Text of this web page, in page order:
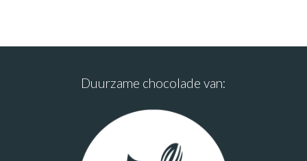
Duurzame chocolade van: